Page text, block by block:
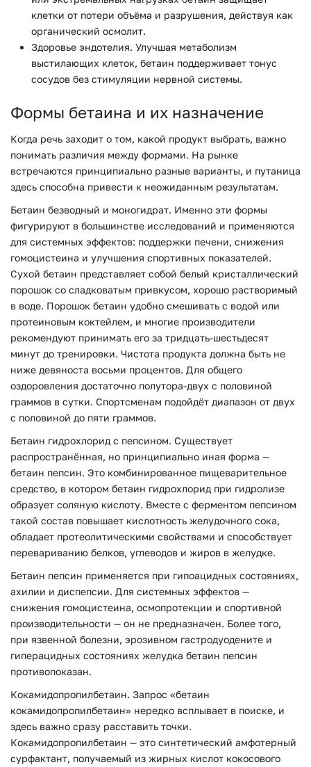
клетки от потери объёма и разрушения, действуя как
органический осмолит.
Здоровье эндотелия. Улучшая метаболизм
выстилающих клеток, бетаин поддерживает тонус
сосудов без стимуляции нервной системы.
Формы бетаина и их назначение
Когда речь заходит о том, какой продукт выбрать, важно
понимать различия между формами. На рынке
встречаются принципиально разные варианты, и путаница
здесь способна привести к неожиданным результатам.
Бетаин безводный и моногидрат. Именно эти формы
фигурируют в большинстве исследований и применяются
для системных эффектов: поддержки печени, снижения
гомоцистеина и улучшения спортивных показателей.
Сухой бетаин представляет собой белый кристаллический
порошок со сладковатым привкусом, хорошо растворимый
в воде. Порошок бетаин удобно смешивать с водой или
протеиновым коктейлем, и многие производители
рекомендуют принимать его за тридцать-шестьдесят
минут до тренировки. Чистота продукта должна быть не
ниже девяноста восьми процентов. Для общего
оздоровления достаточно полутора-двух с половиной
граммов в сутки. Спортсменам подойдёт диапазон от двух
с половиной до пяти граммов.
Бетаин гидрохлорид с пепсином. Существует
распространённая, но принципиально иная форма —
бетаин пепсин. Это комбинированное пищеварительное
средство, в котором бетаин гидрохлорид при гидролизе
образует соляную кислоту. Вместе с ферментом пепсином
такой состав повышает кислотность желудочного сока,
обладает протеолитическими свойствами и способствует
перевариванию белков, углеводов и жиров в желудке.
Бетаин пепсин применяется при гипоацидных состояниях,
ахилии и диспепсии. Для системных эффектов —
снижения гомоцистеина, осмопротекции и спортивной
производительности — он не предназначен. Более того,
при язвенной болезни, эрозивном гастродуодените и
гиперацидных состояниях желудка бетаин пепсин
противопоказан.
Кокамидопропилбетаин. Запрос «бетаин
кокамидопропилбетаин» нередко всплывает в поиске, и
здесь важно сразу расставить точки.
Кокамидопропилбетаин — это синтетический амфотерный
сурфактант, получаемый из жирных кислот кокосового